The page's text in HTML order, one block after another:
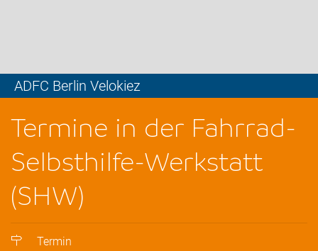
ADFC Berlin Velokiez
Termine in der Fahrrad-
Selbsthilfe-Werkstatt
(SHW)
Termin